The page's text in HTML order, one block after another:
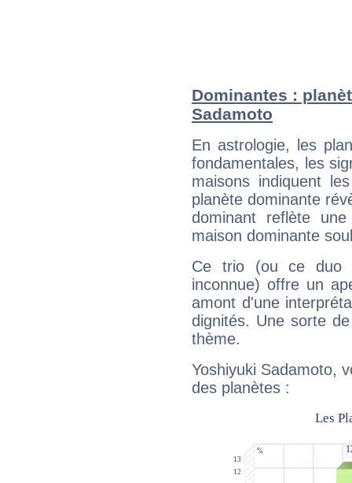
Dominantes :
Sadamoto
En astrologie, les
fondamentales, les
maisons indiquent
planète dominante
dominant reflète
maison dominante
Ce trio (ou ce duo
inconnue) offre un
amont d'une
dignités. Une sorte
thème.
Yoshiyuki Sadamoto,
des planètes :